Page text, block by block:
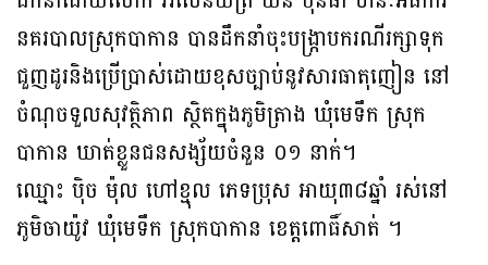
នគរបាលស្រុកបាកាន បានដឹកនាំចុះបង្ក្រាបករណីរក្សាទុក
ជួញដូរនិងប្រើប្រាស់ដោយខុសច្បាប់នូវសារធាតុញៀន នៅ
ចំណុចទួលសុវត្ថិភាព ស្ថិតក្នុងភូមិត្រាង ឃុំមេទឹក ស្រុក
បាកាន ឃាត់ខ្លួនជនសង្ស័យចំនួន ០១ នាក់។
ឈ្មោះ ប៉ិច ម៉ុល ហៅខ្មុល ភេទប្រុស អាយុ៣៨ឆ្នាំ រស់នៅ
ភូមិចាយ៉ូវ ឃុំមេទឹក ស្រុកបាកាន ខេត្តពោធិ៍សាត់ ។